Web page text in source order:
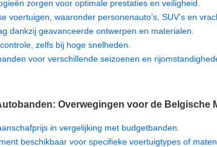
zorgen voor optimale prestaties en veiligheid.
voertuigen, waaronder personenauto’s, SUV’s en
dankzij geavanceerde ontwerpen en materialen.
zelfs bij hoge snelheden.
voor verschillende seizoenen en
Overwegingen voor de Belgische
in vergelijking met budgetbanden.
beschikbaar voor specifieke voertuigtypes of maten.